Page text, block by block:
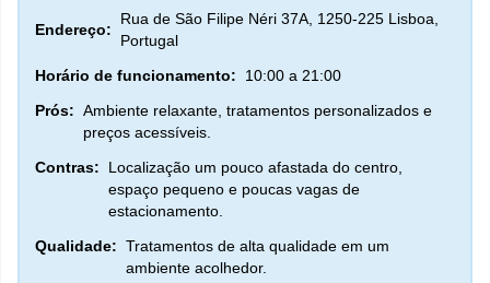
Endereço:
Rua de São Filipe Néri 37A, 1250-225 Lisboa,
Portugal
Horário de funcionamento:
10:00 a 21:00
Prós: Ambiente relaxante, tratamentos personalizados e
preços acessíveis.
Contras:
Localização um pouco afastada do centro,
espaço pequeno e poucas vagas de
estacionamento.
Qualidade: Tratamentos de alta qualidade em um
ambiente acolhedor.